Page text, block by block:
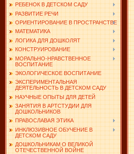
РЕБЕНОК В ДЕТСКОМ САДУ
РАЗВИТИЕ РЕЧИ
ОРИЕНТИРОВАНИЕ В ПРОСТРАНСТВЕ
МАТЕМАТИКА
ЛОГИКА ДЛЯ ДОШКОЛЯТ
КОНСТРУИРОВАНИЕ
МОРАЛЬНО-НРАВСТВЕННОЕ
ВОСПИТАНИЕ
ЭКОЛОГИЧЕСКОЕ ВОСПИТАНИЕ
ЭКСПЕРИМЕНТАЛЬНАЯ
ДЕЯТЕЛЬНОСТЬ В ДЕТСКОМ САДУ
НАУЧНЫЕ ОПЫТЫ ДЛЯ ДЕТЕЙ
ЗАНЯТИЯ В АРТСТУДИИ ДЛЯ
ДОШКОЛЬНИКОВ
ПРАВОСЛАВАЯ ЭТИКА
ИНКЛЮЗИВНОЕ ОБУЧЕНИЕ В
ДЕТСКОМ САДУ
ДОШКОЛЬНИКАМ О ВЕЛИКОЙ
ОТЕЧЕСТВЕННОЙ ВОЙНЕ